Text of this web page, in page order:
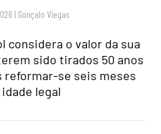
| Gonçalo Viegas
considera o valor da sua
sido tirados 50 anos
reformar-se seis meses
legal